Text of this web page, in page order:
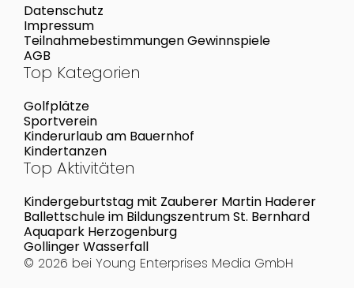
Datenschutz
Impressum
Teilnahmebestimmungen Gewinnspiele
AGB
Top Kategorien
Golfplätze
Sportverein
Kinderurlaub am Bauernhof
Kindertanzen
Top Aktivitäten
Kindergeburtstag mit Zauberer Martin Haderer
Ballettschule im Bildungszentrum St. Bernhard
Aquapark Herzogenburg
Gollinger Wasserfall
© 2026 bei Young Enterprises Media GmbH